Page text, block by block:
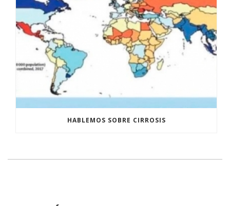
HABLEMOS SOBRE CIRROSIS